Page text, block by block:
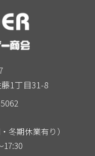
1丁目31-8
冬期休業有り）